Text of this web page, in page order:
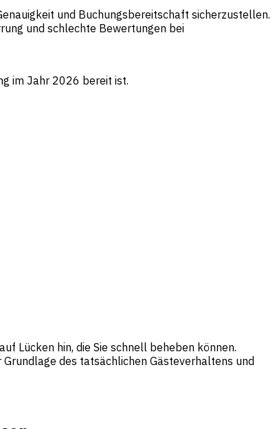
und Buchungsbereitschaft sicherzustellen.
und schlechte Bewertungen bei
im Jahr 2026 bereit ist.
Lücken hin, die Sie schnell beheben können.
des tatsächlichen Gästeverhaltens und